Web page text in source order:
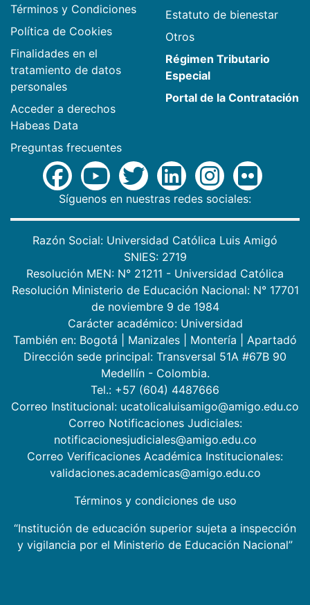
Términos y Condiciones
Política de Cookies
Finalidades en el
tratamiento de datos
personales
Acceder a derechos
Habeas Data
Preguntas frecuentes
Estatuto de bienestar
Otros
Régimen Tributario
Especial
Portal de la Contratación
Síguenos en nuestras redes sociales:
Razón Social: Universidad Católica Luis Amigó
SNIES: 2719
Resolución MEN: N° 21211 - Universidad Católica
Resolución Ministerio de Educación Nacional: N° 17701
de noviembre 9 de 1984
Carácter académico: Universidad
También en: Bogotá Manizales Montería
Apartadó
Dirección sede principal: Transversal 51A #67B 90
Medellín - Colombia.
Tel.: +57 (604) 4487666
Correo Institucional: ucatolicaluisamigo@amigo.edu.co
Correo Notificaciones Judiciales:
notificacionesjudiciales@amigo.edu.co
Correo Verificaciones Académica Institucionales:
validaciones.academicas@amigo.edu.co
Términos y condiciones de uso
“Institución de educación superior sujeta a inspección
y vigilancia por el Ministerio de Educación Nacional”